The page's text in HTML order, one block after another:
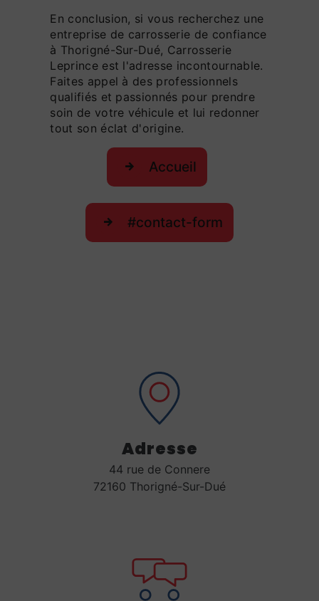
En conclusion, si vous recherchez une
entreprise de carrosserie de confiance
à Thorigné-Sur-Dué, Carrosserie
Leprince est l'adresse incontournable.
Faites appel à des professionnels
qualifiés et passionnés pour prendre
soin de votre véhicule et lui redonner
tout son éclat d'origine.
Accueil
#contact-form
Adresse
44 rue de Connere
72160 Thorigné-Sur-Dué